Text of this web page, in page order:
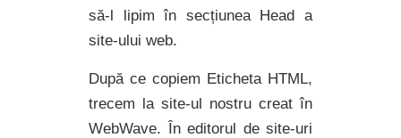
să-l lipim în secțiunea Head a
site-ului web.
După ce copiem Eticheta HTML,
trecem la site-ul nostru creat în
WebWave. În editorul de site-uri